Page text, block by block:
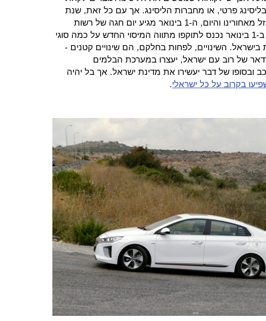
בליסינג פרטי, או מחברות הליסינג. אך עם כל זאת, שנת
2020 נמצאת למרבה המזל מאחורינו והיום, ה-1 בינואר מגיע יום חגה של רשות
המסים. למי שאינו מכיר, ב-1 בינואר נכנס לתוקפו מתווה המיסוי החדש על כמה סוגי
בישראל. השינויים, לפחות בחלקם, הם שינויים קטנים -
של רוב עם ישראל, יעצרו במערכת הבלמים
ובסופו של דבר יעשירו את מדינת ישראל. אך בל יהיה
בקרוב על כל ישראלי.